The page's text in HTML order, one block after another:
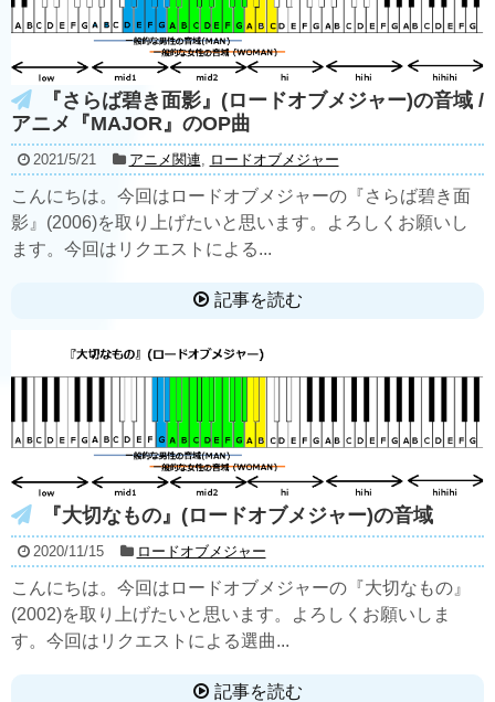
『さらば碧き面影』(ロードオブメジャー)の音域 /
アニメ『MAJOR』のOP曲
2021/5/21 アニメ関連, ロードオブメジャー
こんにちは。今回はロードオブメジャーの『さらば碧き面
影』(2006)を取り上げたいと思います。よろしくお願いし
ます。今回はリクエストによる...
記事を読む
『大切なもの』(ロードオブメジャー)の音域
2020/11/15 ロードオブメジャー
こんにちは。今回はロードオブメジャーの『大切なもの』
(2002)を取り上げたいと思います。よろしくお願いしま
す。今回はリクエストによる選曲...
記事を読む